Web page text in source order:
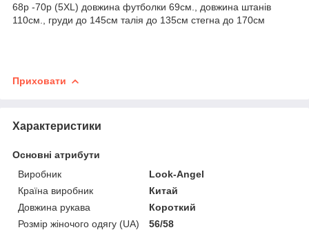
68р -70р (5XL) довжина футболки 69см., довжина штанів
110см., груди до 145см талія до 135см стегна до 170см
Приховати
Характеристики
Основні атрибути
Виробник
Look-Angel
Країна виробник
Китай
Довжина рукава
Короткий
Розмір жіночого одягу (UA)
56/58